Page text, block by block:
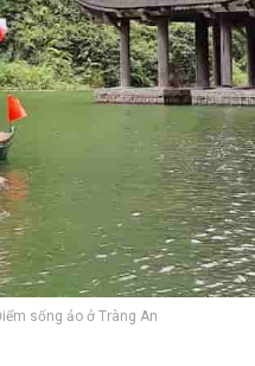
sống ảo ở Tràng An